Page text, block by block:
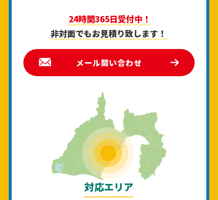
24時間365日受付中！
非対面でもお見積り致します！
メール問い合わせ
対応エリア